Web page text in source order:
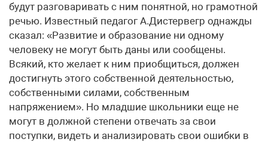
будут разговаривать с ним понятной, но грамотной
речью. Известный педагог А.Дистервегр однажды
сказал: «Развитие и образование ни одному
человеку не могут быть даны или сообщены.
Всякий, кто желает к ним приобщиться, должен
достигнуть этого собственной деятельностью,
собственными силами, собственным
напряжением». Но младшие школьники еще не
могут в должной степени отвечать за свои
поступки, видеть и анализировать свои ошибки в